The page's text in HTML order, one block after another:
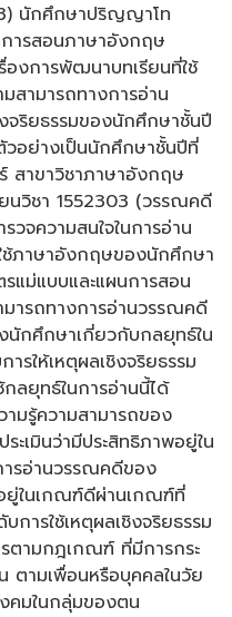
นักศึกษาปริญญาโท
ารสอนภาษาอังกฤษ
องการพัฒนาบทเรียนที่ใช้
สามารถทางการอ่าน
จริยธรรมของนักศึกษาชั้นปี
อย่างเป็นนักศึกษาชั้นปีที่
สาขาวิชาภาษาอังกฤษ
นวิชา 1552303 (วรรณคดี
วจความสนใจในการอ่าน
ช้ภาษาอังกฤษของนักศึกษา
แม่แบบและแผนการสอน
มารถทางการอ่านวรรณคดี
นักศึกษาเกี่ยวกับกลยุทธ์ใน
รให้เหตุผลเชิงจริยธรรม
ลยุทธ์ในการอ่านนี้ได้
มรู้ความสามารถของ
ะเมินว่ามีประสิทธิภาพอยู่ใน
รอ่านวรรณคดีของ
ในเกณฑ์ดีผ่านเกณฑ์ที่
การใช้เหตุผลเชิงจริยธรรม
ตามกฎเกณฑ์ ที่มีการกระ
ตามเพื่อนหรือบุคคลในวัย
คมในกลุ่มของตน